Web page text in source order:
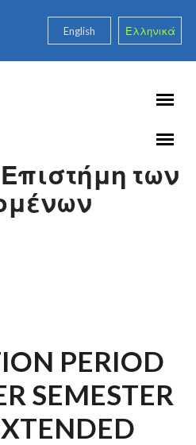
English Ελληνικά
των
PERIOD
SEMESTER